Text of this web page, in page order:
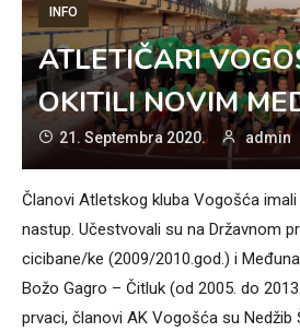
INFO
ATLETIČARI
OKITILI NOVIM
21. Septembra 2020. admin
Članovi Atletskog kluba Vogošća
nastup. Učestvovali su na Državnom
cicibane/ke (2009/2010.god.) i
Božo Gagro – Čitluk (od 2005. do
prvaci, članovi AK Vogošća su Nedžib